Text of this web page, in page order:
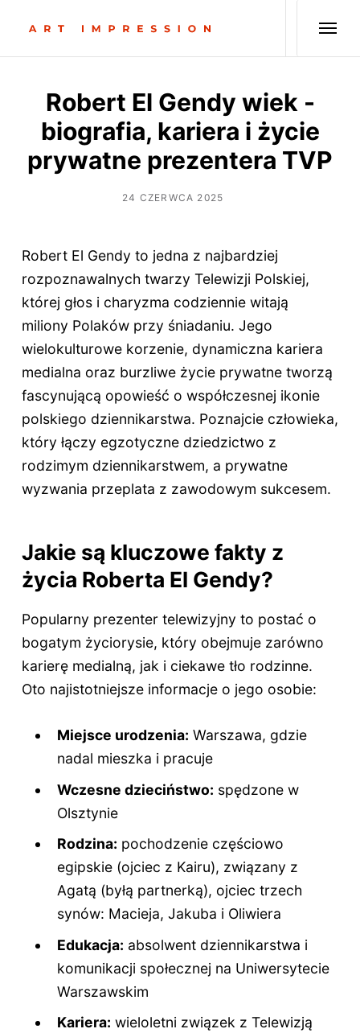
Robert El Gendy wiek -
biografia, kariera i życie
prywatne prezentera TVP
24 CZERWCA 2025
Robert El Gendy to jedna z najbardziej
rozpoznawalnych twarzy Telewizji Polskiej,
której głos i charyzma codziennie witają
miliony Polaków przy śniadaniu. Jego
wielokulturowe korzenie, dynamiczna kariera
medialna oraz burzliwe życie prywatne tworzą
fascynującą opowieść o współczesnej ikonie
polskiego dziennikarstwa. Poznajcie człowieka,
który łączy egzotyczne dziedzictwo z
rodzimym dziennikarstwem, a prywatne
wyzwania przeplata z zawodowym sukcesem.
Jakie są kluczowe fakty z
życia Roberta El Gendy?
Popularny prezenter telewizyjny to postać o
bogatym życiorysie, który obejmuje zarówno
karierę medialną, jak i ciekawe tło rodzinne.
Oto najistotniejsze informacje o jego osobie:
Miejsce urodzenia: Warszawa, gdzie
nadal mieszka i pracuje
Wczesne dzieciństwo: spędzone w
Olsztynie
Rodzina: pochodzenie częściowo
egipskie (ojciec z Kairu), związany z
Agatą (byłą partnerką), ojciec trzech
synów: Macieja, Jakuba i Oliwiera
Edukacja: absolwent dziennikarstwa i
komunikacji społecznej na Uniwersytecie
Warszawskim
Kariera: wieloletni związek z Telewizją